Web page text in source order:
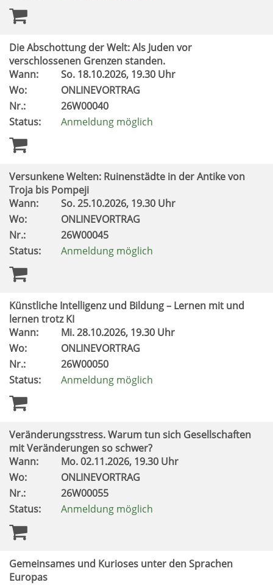
Die Abschottung der Welt: Als Juden vor
verschlossenen Grenzen standen.
Wann:
So. 18.10.2026, 19.30 Uhr
Wo:
ONLINEVORTRAG
Nr.:
26W00040
Status:
Anmeldung möglich
Versunkene Welten: Ruinenstädte in der Antike von
Troja bis Pompeji
Wann:
So.25.10.2026, 19.30 Uhr
Wo:
ONLINEVORTRAG
Nr.:
26W00045
Status:
Anmeldung möglich
Künstliche Intelligenz und Bildung – Lernen mit und
lernen trotz KI
Wann:
Mi.28.10.2026, 19.30 Uhr
Wo:
ONLINEVORTRAG
Nr.:
26W00050
Status:
Anmeldung möglich
Veränderungsstress. Warum tun sich Gesellschaften
mit Veränderungen so schwer?
Wann:
Mo.02.11.2026, 19.30 Uhr
Wo:
ONLINEVORTRAG
Nr.:
26W00055
Status:
Anmeldung möglich
Gemeinsames und Kurioses unter den Sprachen
Europas